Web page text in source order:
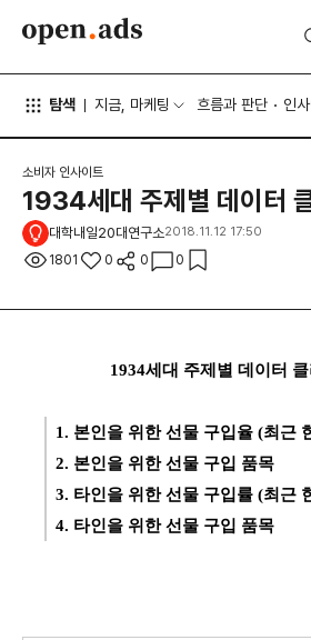
탐색 지금, 마케팅 흐름과 판단 인
소비자 인사이트
1934세대 주제별 데이터
대학내일20대연구소2018.11.12 17:50
1801 0 0 0
1934세대 주제별 데이터 클
1. 본인을 위한 선물 구입율 (최근
2. 본인을 위한 선물 구입 품목
3. 타인을 위한 선물 구입률 (최근
4. 타인을 위한 선물 구입 품목